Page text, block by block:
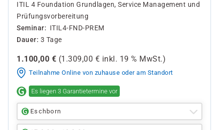
ITIL 4 Foundation Grundlagen, Service Management und
Prüfungsvorbereitung
Seminar
ITIL4-FND-PREM
Dauer 3 Tage
1.100,00 € (1.309,00 € inkl. 19 % MwSt.)
Teilnahme Online von zuhause oder am Standort
Es liegen 3 Garantietermine vor
Eschborn